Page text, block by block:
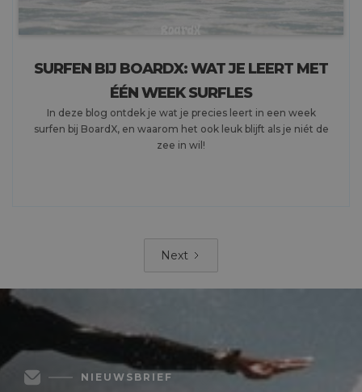
SURFEN BIJ BOARDX: WAT JE LEERT MET
ÉÉN WEEK SURFLES
In deze blog ontdek je wat je precies leert in een week
surfen bij BoardX, en waarom het ook leuk blijft als je niét de
zee in wil!
Next
NIEUWSBRIEF